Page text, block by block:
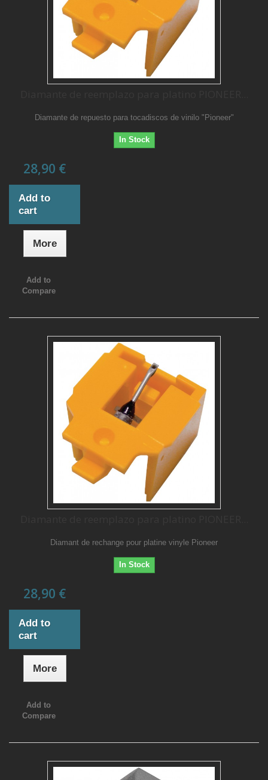
Diamante de repuesto para tocadiscos de vinilo "Pioneer"
In Stock
28,90 €
Add to
cart
More
Add to
Compare
Diamant de rechange pour platine vinyle Pioneer
In Stock
28,90 €
Add to
cart
More
Add to
Compare